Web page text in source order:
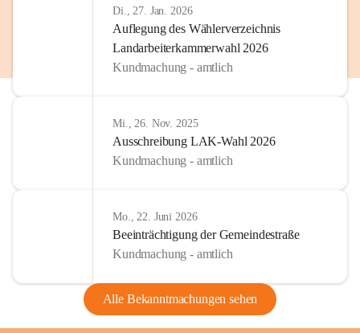
Di., 27. Jan. 2026
Auflegung des Wählerverzeichnis
Landarbeiterkammerwahl 2026
Kundmachung - amtlich
Mi., 26. Nov. 2025
Ausschreibung LAK-Wahl 2026
Kundmachung - amtlich
Mo., 22. Juni 2026
Beeinträchtigung der Gemeindestraße
Kundmachung - amtlich
Alle Bekanntmachungen sehen